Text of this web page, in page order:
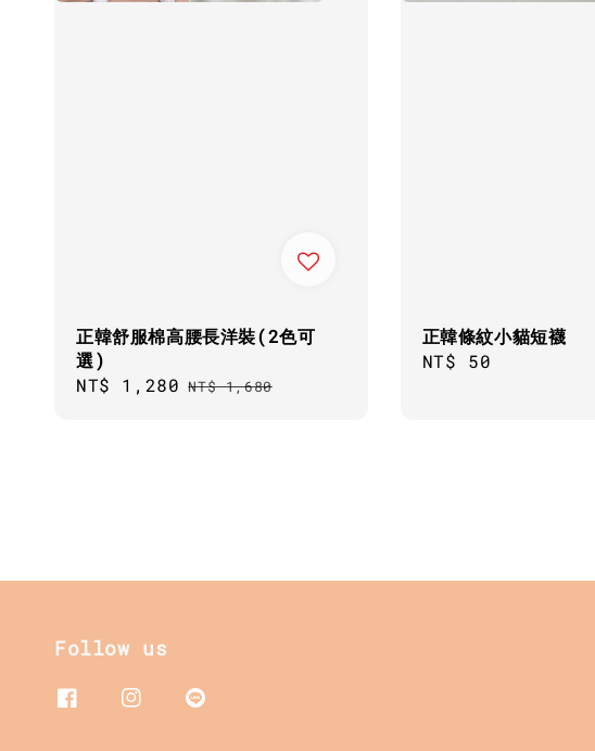
正韓舒服棉高腰長洋裝(2色可
選)
Sale
NT$ 1,280 Regular
NT$ 1,680
正韓條紋小貓短襪
Regular
NT$ 50
Follow us